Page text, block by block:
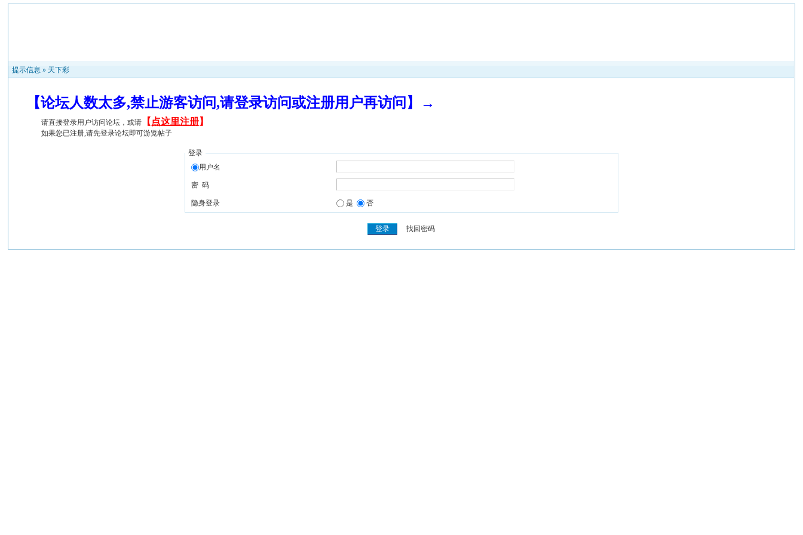
提示信息 » 天下彩
【论坛人数太多,禁止游客访问,请登录访问或注册用户再访问】→
请直接登录用户访问论坛，或请 【 点这里注册】
如果您已注册,请先登录论坛即可游览帖子
登录
用户名
密 码
隐身登录 是 否
找回密码